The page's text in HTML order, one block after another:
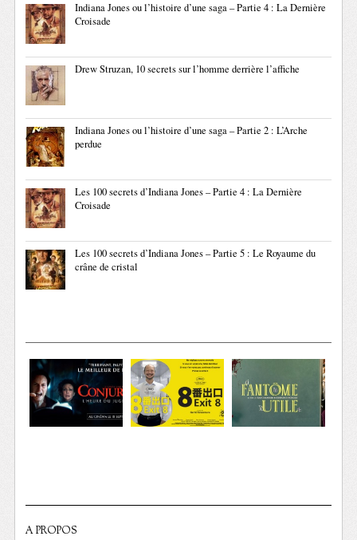
Indiana Jones ou l’histoire d’une saga – Partie 4 : La Dernière
Croisade
Drew Struzan, 10 secrets sur l’homme derrière l’affiche
Indiana Jones ou l’histoire d’une saga – Partie 2 : L’Arche
perdue
Les 100 secrets d’Indiana Jones – Partie 4 : La Dernière
Croisade
Les 100 secrets d’Indiana Jones – Partie 5 : Le Royaume du
crâne de cristal
A PROPOS